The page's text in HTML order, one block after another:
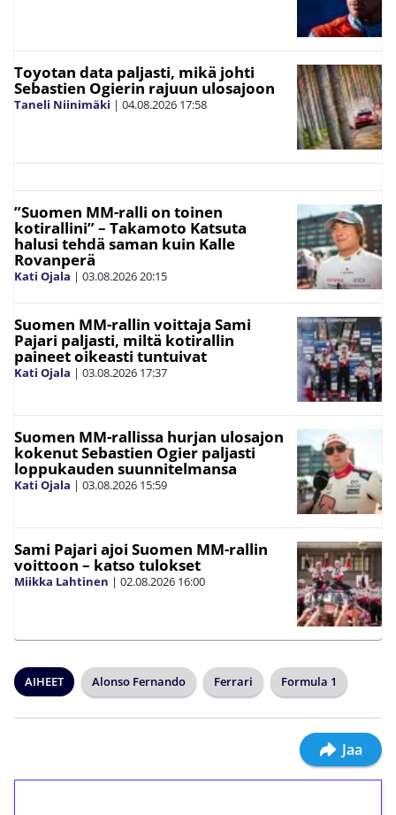
Toyotan data paljasti, mikä johti
Sebastien Ogierin rajuun ulosajoon
Taneli Niinimäki | 04.08.2026 17:58
”Suomen MM-ralli on toinen
kotirallini” – Takamoto Katsuta
halusi tehdä saman kuin Kalle
Rovanperä
Kati Ojala | 03.08.202620:15
Suomen MM-rallin voittaja Sami
Pajari paljasti, miltä kotirallin
paineet oikeasti tuntuivat
Kati Ojala | 03.08.2026 17:37
Suomen MM-rallissa hurjan ulosajon
kokenut Sebastien Ogier paljasti
loppukauden suunnitelmansa
Kati Ojala | 03.08.2026 15:59
Sami Pajari ajoi Suomen MM-rallin
voittoon – katso tulokset
Miikka Lahtinen | 02.08.2026 16:00
AIHEET Alonso Fernando Ferrari Formula 1
Jaa